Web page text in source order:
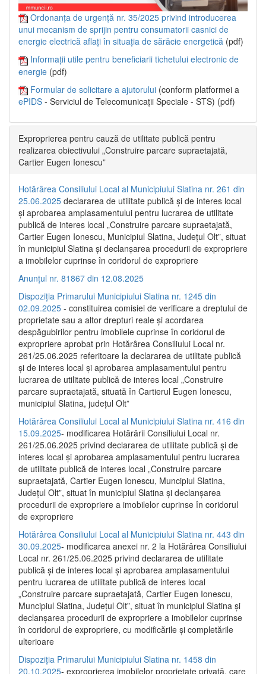
Ordonanța de urgență nr. 35/2025 privind introducerea
unui mecanism de sprijin pentru consumatorii casnici de
energie electrică aflați în situația de sărăcie energetică (pdf)
Informații utile pentru beneficiarii tichetului electronic de
energie (pdf)
Formular de solicitare a ajutorului (conform platformei a
ePIDS - Serviciul de Telecomunicații Speciale - STS) (pdf)
Exproprierea pentru cauză de utilitate publică pentru
realizarea obiectivului „Construire parcare supraetajată,
Cartier Eugen Ionescu”
Hotărârea Consiliului Local al Municipiului Slatina nr. 261 din
25.06.2025 declararea de utilitate publică și de interes local
și aprobarea amplasamentului pentru lucrarea de utilitate
publică de interes local „Construire parcare supraetajată,
Cartier Eugen Ionescu, Municipiul Slatina, Județul Olt”, situat
în municipiul Slatina și declanșarea procedurii de expropriere
a imobilelor cuprinse în coridorul de expropriere
Anunțul nr. 81867 din 12.08.2025
Dispoziția Primarului Municipiului Slatina nr. 1245 din
02.09.2025 - constituirea comisiei de verificare a dreptului de
proprietate sau a altor drepturi reale și acordarea
despăgubirilor pentru imobilele cuprinse în coridorul de
expropriere aprobat prin Hotărârea Consiliului Local nr.
261/25.06.2025 referitoare la declararea de utilitate publică
și de interes local și aprobarea amplasamentului pentru
lucrarea de utilitate publică de interes local „Construire
parcare supraetajată, situată în Cartierul Eugen Ionescu,
municipiul Slatina, județul Olt”
Hotărârea Consiliului Local al Municipiului Slatina nr. 416 din
15.09.2025- modificarea Hotărârii Consiliului Local nr.
261/25.06.2025 privind declararea de utilitate publică și de
interes local și aprobarea amplasamentului pentru lucrarea
de utilitate publică de interes local „Construire parcare
supraetajată, Cartier Eugen Ionescu, Muncipiul Slatina,
Județul Olt”, situat în municipiul Slatina și declanșarea
procedurii de expropriere a imobilelor cuprinse în coridorul
de expropriere
Hotărârea Consiliului Local al Municipiului Slatina nr. 443 din
30.09.2025- modificarea anexei nr. 2 la Hotărârea Consiliului
Local nr. 261/25.06.2025 privind declararea de utilitate
publică şi de interes local şi aprobarea amplasamentului
pentru lucrarea de utilitate publică de interes local
„Construire parcare supraetajată, Cartier Eugen Ionescu,
Muncipiul Slatina, Judeţul Olt”, situat în municipiul Slatina şi
declanşarea procedurii de expropriere a imobilelor cuprinse
în coridorul de expropriere, cu modificările şi completările
ulterioare
Dispoziția Primarului Municipiului Slatina nr. 1458 din
20.10.2025- exproprierea imobilelor proprietate privată, care